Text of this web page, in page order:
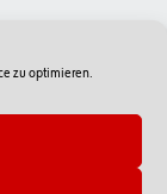
zu optimieren.